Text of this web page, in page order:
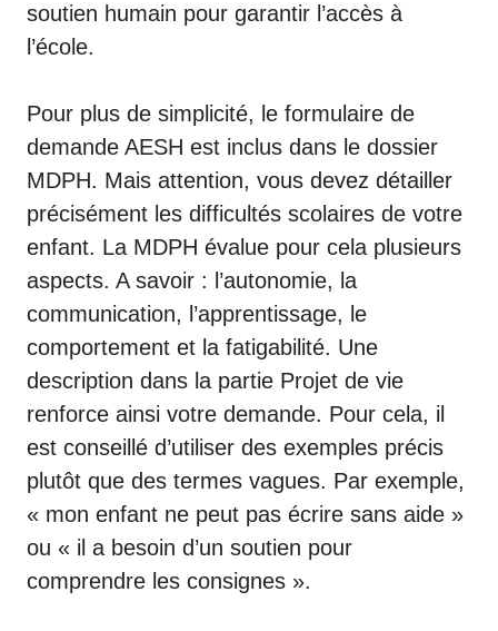
soutien humain pour garantir l’accès à
l’école.
Pour plus de simplicité, le formulaire de
demande AESH est inclus dans le dossier
MDPH. Mais attention, vous devez détailler
précisément les difficultés scolaires de votre
enfant. La MDPH évalue pour cela plusieurs
aspects. A savoir : l’autonomie, la
communication, l’apprentissage, le
comportement et la fatigabilité. Une
description dans la partie Projet de vie
renforce ainsi votre demande. Pour cela, il
est conseillé d’utiliser des exemples précis
plutôt que des termes vagues. Par exemple,
« mon enfant ne peut pas écrire sans aide »
ou « il a besoin d’un soutien pour
comprendre les consignes ».